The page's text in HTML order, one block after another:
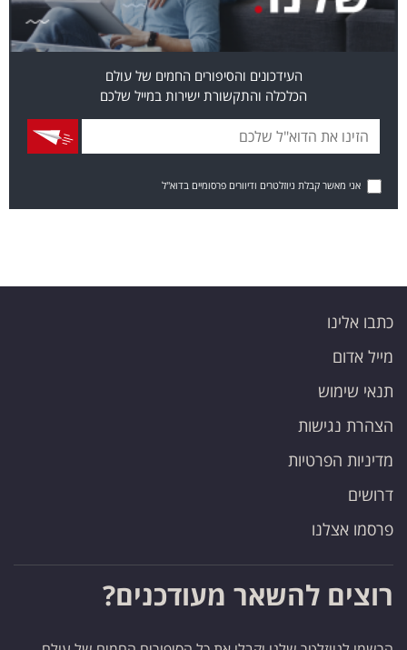
העידכונים והסיפורים החמים של עולם
הכלכלה והתקשורת ישירות במייל שלכם
אני מאשר קבלת ניוזלטרים ודיוורים פרסומיים בדוא"ל
כתבו אלינו
מייל אדום
תנאי שימוש
הצהרת נגישות
מדיניות הפרטיות
דרושים
פרסמו אצלנו
רוצים להשאר מעודכנים?